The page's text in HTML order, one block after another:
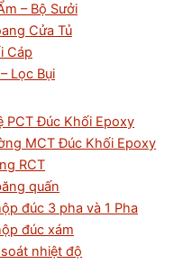
– Bộ Sưởi
Cửa Tủ
Cáp
Lọc Bụi
PCT Đúc Khối Epoxy
MCT Đúc Khối Epoxy
RCT
quấn
đúc 3 pha và 1 Pha
đúc xám
nhiệt độ